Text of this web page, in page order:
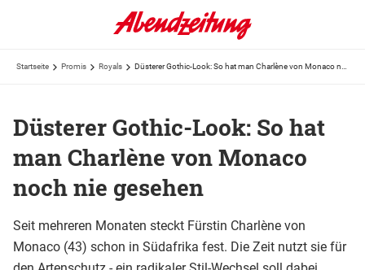
Startseite Promis Royals
Düsterer Gothic-Look: So hat
man Charlène von Monaco
noch nie gesehen
Seit mehreren Monaten steckt Fürstin Charlène von
Monaco (43) schon in Südafrika fest. Die Zeit nutzt sie für